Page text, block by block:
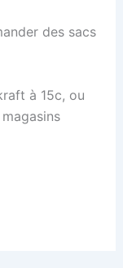
des sacs
à 15c, ou